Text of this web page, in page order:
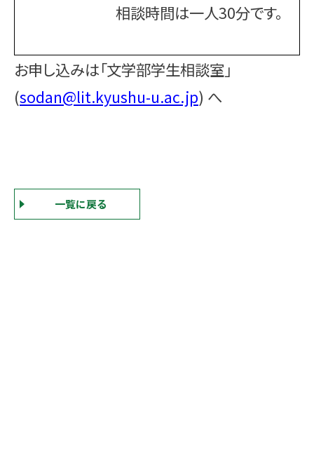
相談時間は一人30分です。
お申し込みは「文学部学生相談室」
(sodan@lit.kyushu-u.ac.jp) へ
一覧に戻る